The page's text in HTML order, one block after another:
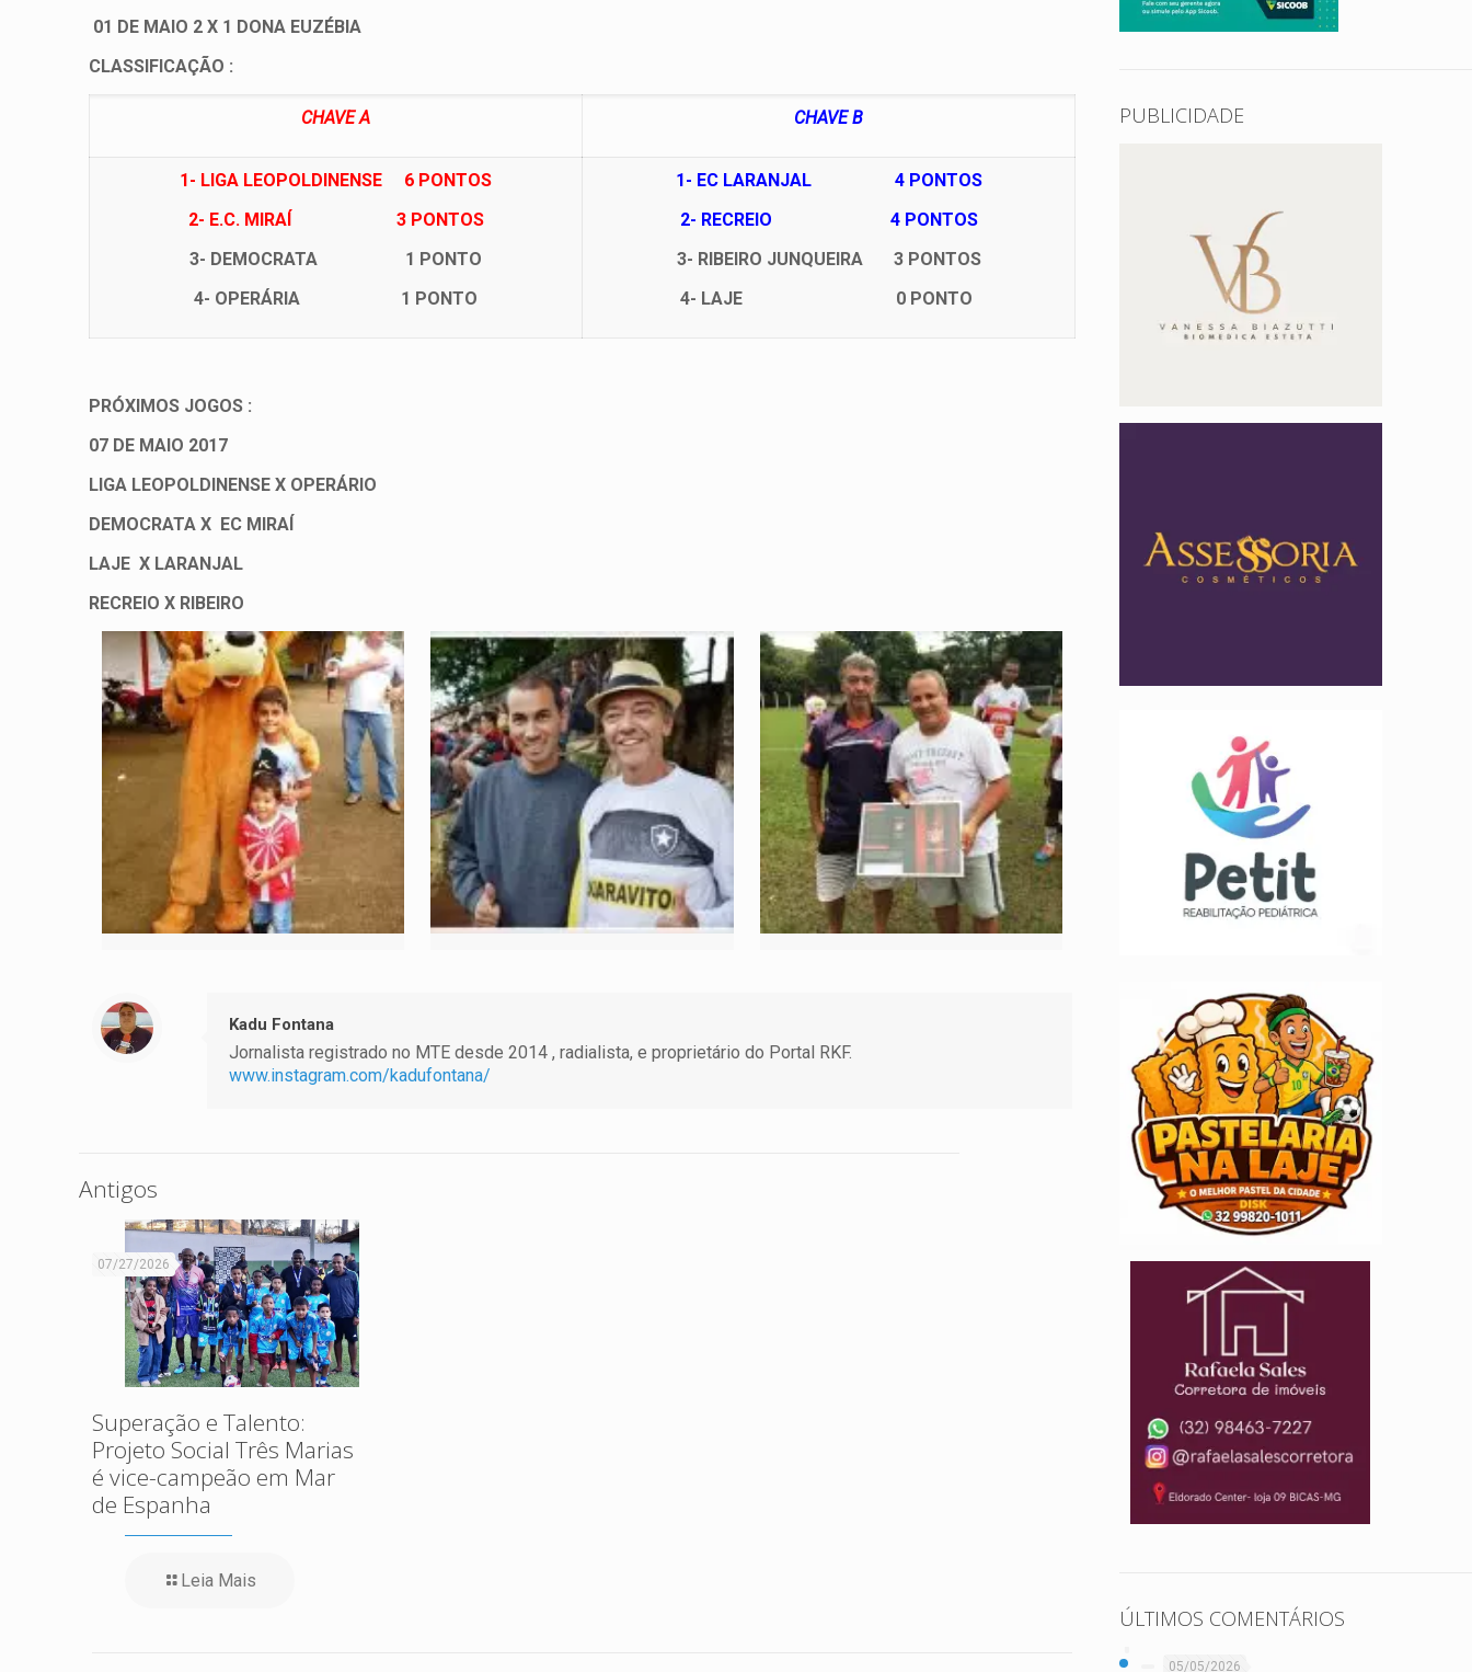
01 DE MAIO 2 X 1 DONA EUZÉBIA
CLASSIFICAÇÃO :
CHAVE A CHAVE B
1- LIGA LEOPOLDINENSE 6 PONTOS
2- E.C. MIRAÍ 3 PONTOS
3- DEMOCRATA 1 PONTO
4- OPERÁRIA 1 PONTO
1- EC LARANJAL 4 PONTOS
2- RECREIO 4 PONTOS
3- RIBEIRO JUNQUEIRA 3 PONTOS
4- LAJE 0 PONTO
PRÓXIMOS JOGOS :
07 DE MAIO 2017
LIGA LEOPOLDINENSE X OPERÁRIO
DEMOCRATA X EC MIRAÍ
LAJE X LARANJAL
RECREIO X RIBEIRO
Kadu Fontana
Jornalista registrado no MTE desde 2014 , radialista, e proprietário do Portal RKF.
www.instagram.com/kadufontana/
Antigos
07/27/2026
Superação e Talento:
Projeto Social Três Marias
é vice-campeão em Mar
de Espanha
Leia Mais
PUBLICIDADE
ÚLTIMOS COMENTÁRIOS
05/05/2026